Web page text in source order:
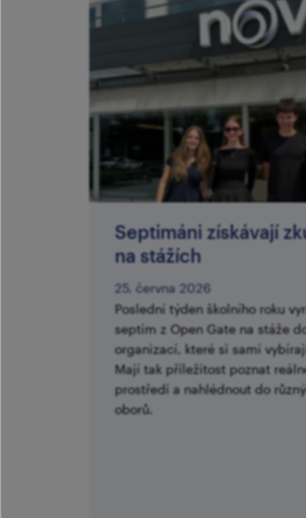
Septimáni získávají
na stážích
25. června 2026
Poslední týden školního roku
septim z Open Gate na stáže
organizací, které si sami
Mají tak příležitost poznat
prostředí a nahlédnout do
oborů.